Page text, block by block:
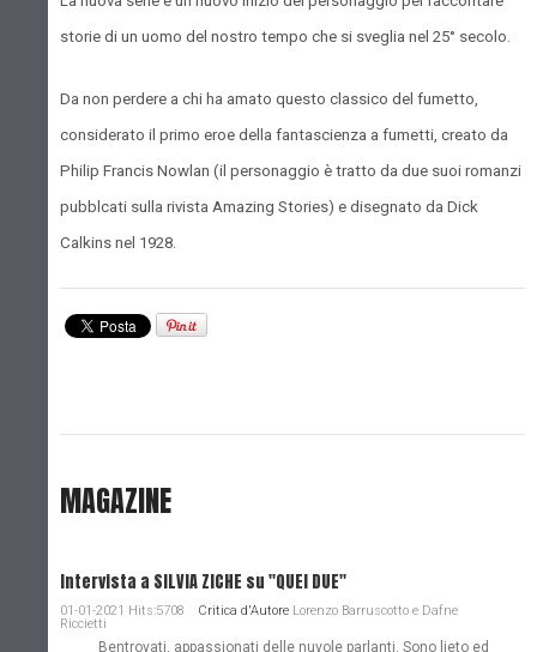
storie di un uomo del nostro tempo che si sveglia nel 25° secolo.
Da non perdere a chi ha amato questo classico del fumetto,
considerato il primo eroe della fantascienza a fumetti, creato da
Philip Francis Nowlan (il personaggio è tratto da due suoi romanzi
pubblcati sulla rivista Amazing Stories) e disegnato da Dick
Calkins nel 1928.
MAGAZINE
Intervista a SILVIA ZICHE su "QUEI DUE"
01-01-2021 Hits:5708 Critica d'Autore Lorenzo Barruscotto e Dafne
Riccietti
Bentrovati, appassionati delle nuvole parlanti. Sono lieto ed